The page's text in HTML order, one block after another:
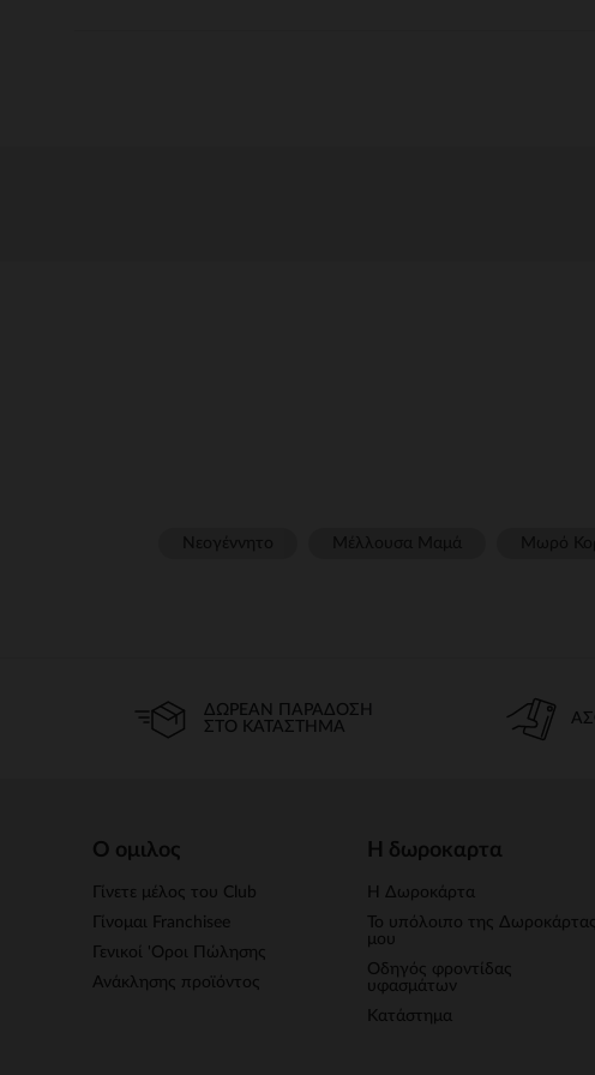
ΔΩΡΕΆΝ ΠΑΡΆΔΟΣΗ
ΣΤΟ ΚΑΤΆΣΤΗΜΑ
Ο ομιλος
Γίνετε μέλος του Club
Γίνομαι Franchisee
Γενικοί 'Οροι Πώλησης
Ανάκλησης προϊόντος
Η δωροκαρτα
Η Δωροκάρτα
Το υπόλοιπο της Δωροκάρτας
μου
Οδηγός φροντίδας
υφασμάτων
Κατάστημα